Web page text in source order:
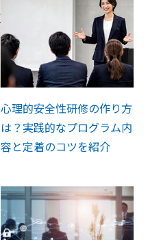
心理的安全性研修の作り方
は？実践的なプログラム内
容と定着のコツを紹介